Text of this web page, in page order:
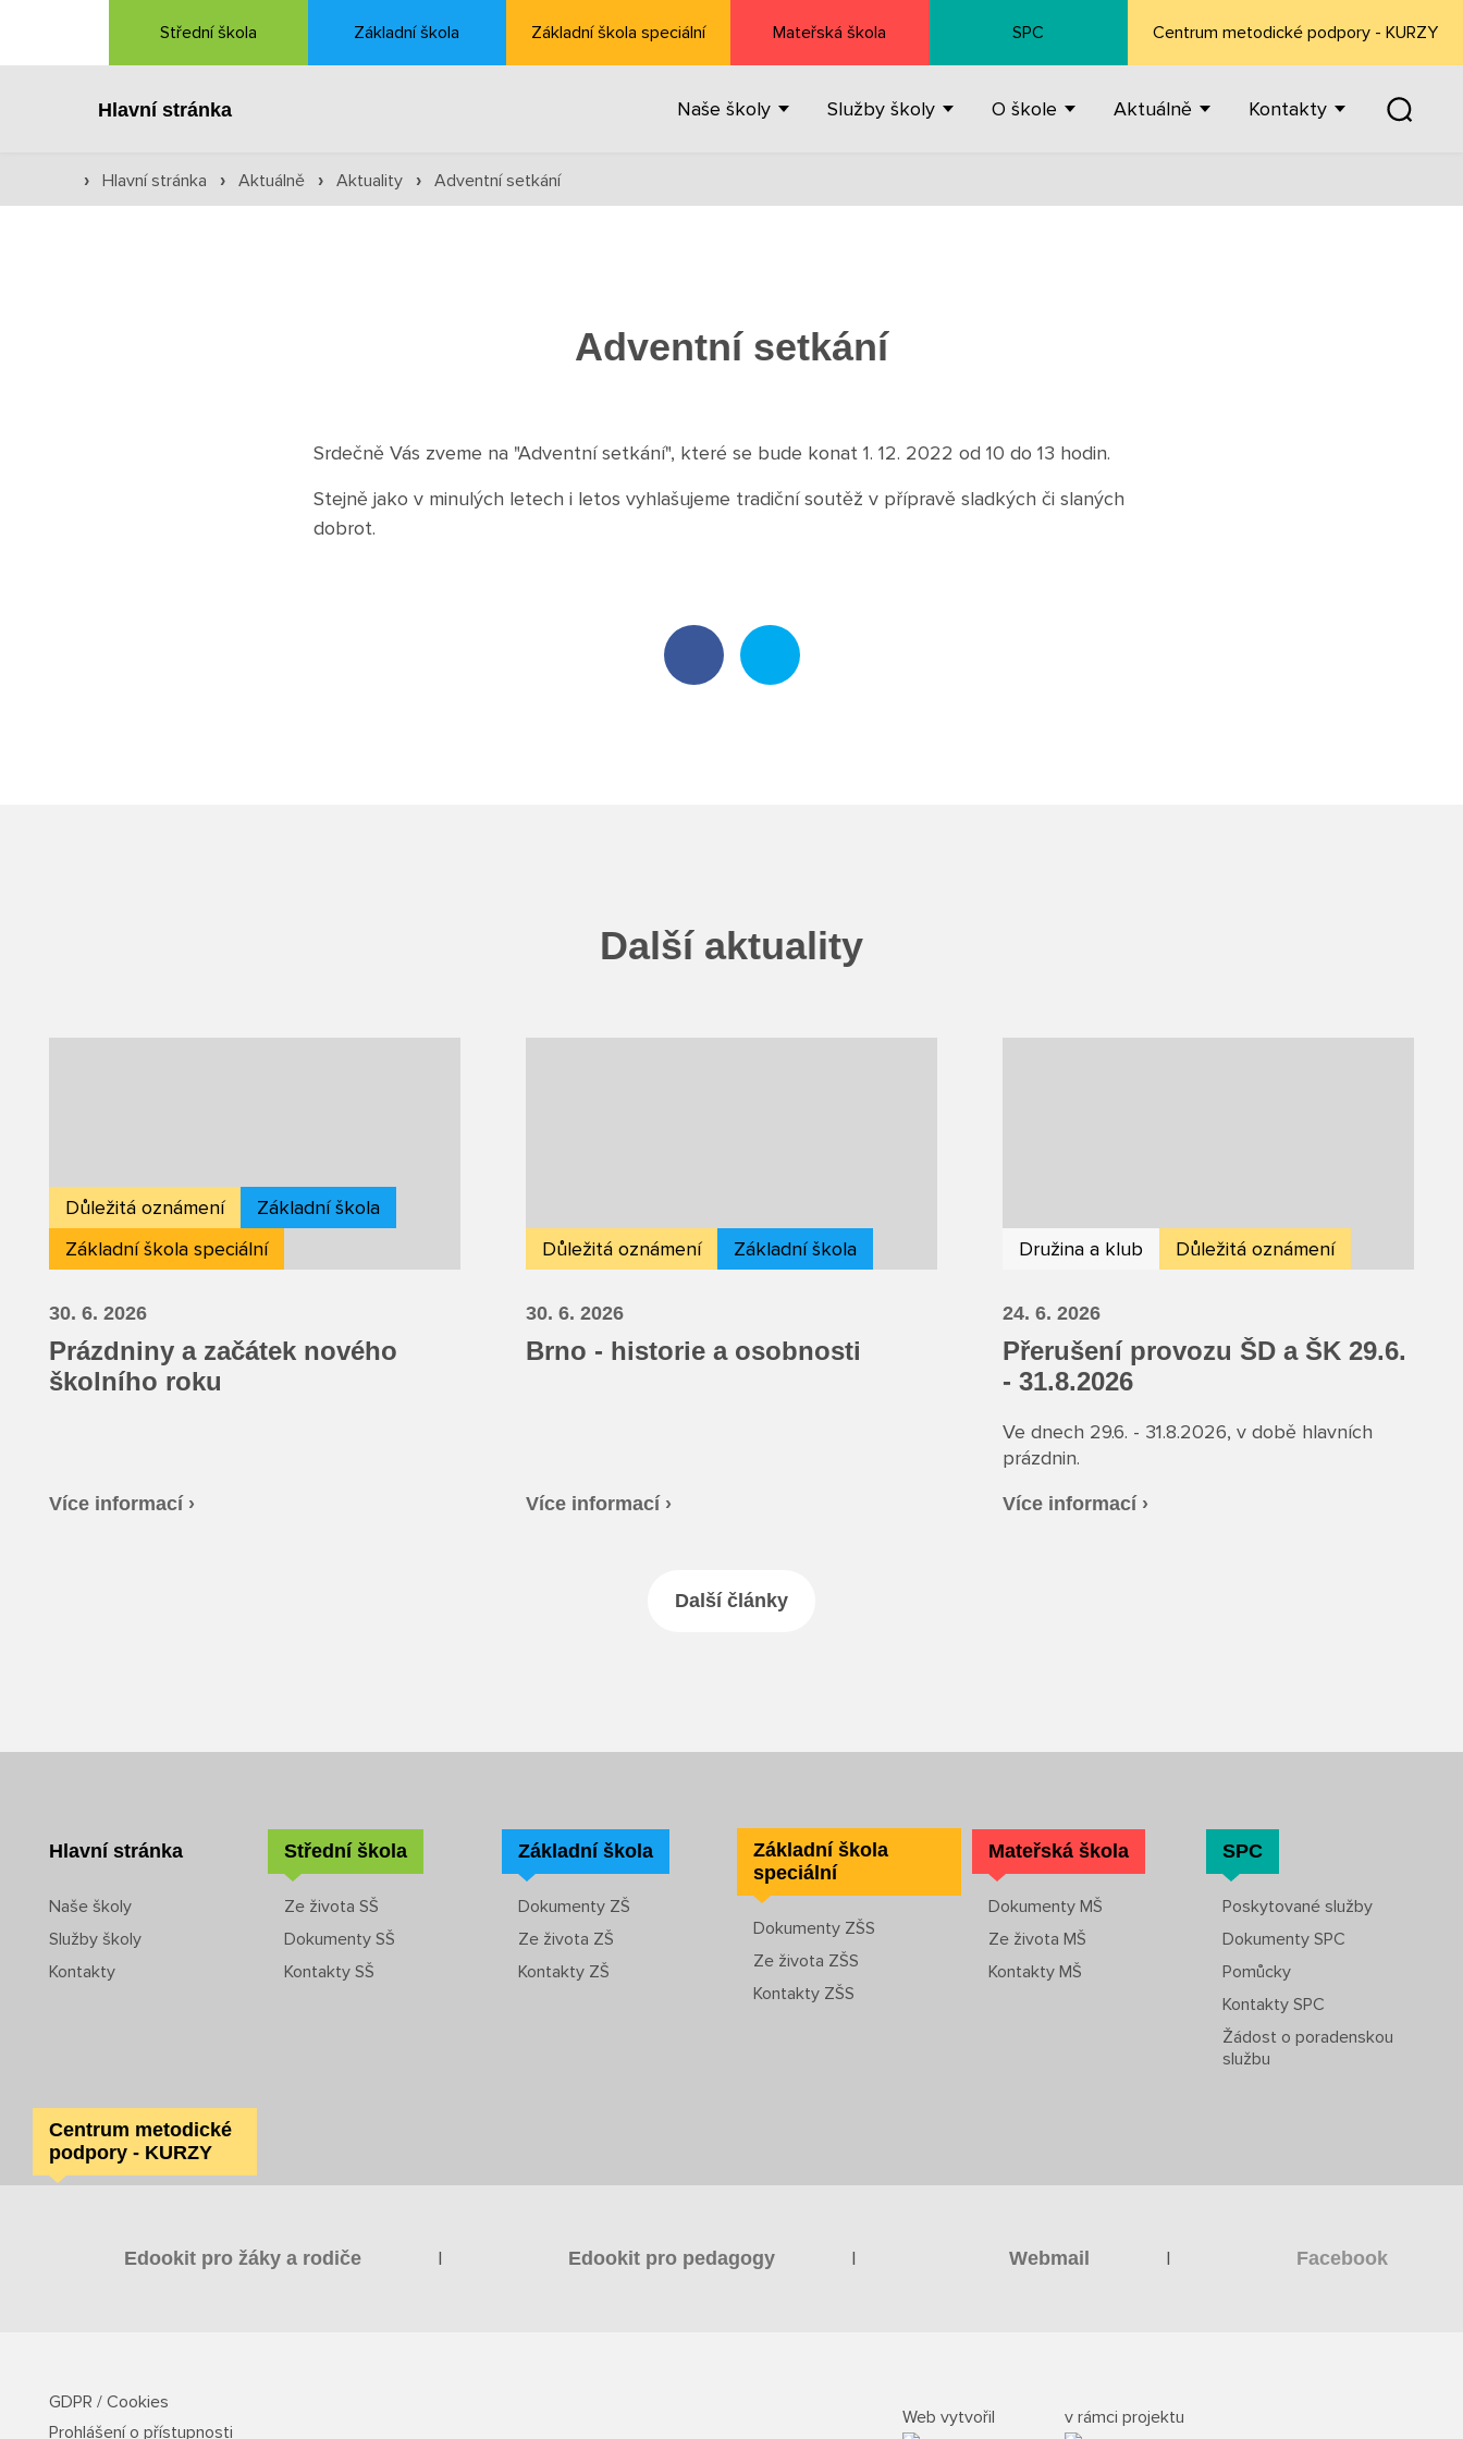
Střední škola Základní škola Základní škola speciální Mateřská škola SPC Centrum metodické podpory - KURZY
Hlavní stránka Naše školy Služby školy O škole Aktuálně Kontakty
› Hlavní stránka › Aktuálně › Aktuality › Adventní setkání
Adventní setkání
Srdečně Vás zveme na "Adventní setkání", které se bude konat 1. 12. 2022 od 10 do 13 hodin.
Stejně jako v minulých letech i letos vyhlašujeme tradiční soutěž v přípravě sladkých či slaných
dobrot.
Další aktuality
Důležitá oznámení
Základní škola
Základní škola speciální
30. 6. 2026
Prázdniny a začátek nového
školního roku
Více informací ›
Důležitá oznámení Základní škola
30. 6. 2026
Brno - historie a osobnosti
Více informací ›
Družina a klub Důležitá oznámení
24. 6. 2026
Přerušení provozu ŠD a ŠK 29.6.
- 31.8.2026
Ve dnech 29.6. - 31.8.2026, v době hlavních
prázdnin.
Více informací ›
Další články
Hlavní stránka
Naše školy
Služby školy
Kontakty
Střední škola
Ze života SŠ
Dokumenty SŠ
Kontakty SŠ
Základní škola
Dokumenty ZŠ
Ze života ZŠ
Kontakty ZŠ
Základní škola
speciální
Dokumenty ZŠS
Ze života ZŠS
Kontakty ZŠS
Mateřská škola
Dokumenty MŠ
Ze života MŠ
Kontakty MŠ
SPC
Poskytované služby
Dokumenty SPC
Pomůcky
Kontakty SPC
Žádost o poradenskou
službu
Centrum metodické
podpory - KURZY
Edookit pro žáky a rodiče | Edookit pro pedagogy | Webmail | Facebook
GDPR / Cookies
Prohlášení o přístupnosti
Web vytvořil v rámci projektu